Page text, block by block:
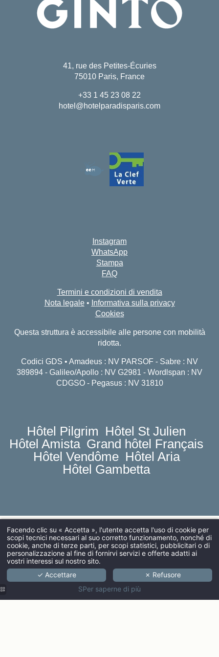
Instagram
WhatsApp
Stampa
FAQ
Termini e condizioni di vendita
Nota legale• Informativa sulla privacy
Cookies
Questa struttura è accessibile alle persone con mobilità
ridotta.
Codici GDS • Amadeus : NV PARSOF - Sabre : NV
389894 - Galileo/Apollo : NV G2981 - Wordlspan : NV
CDGSO - Pegasus : NV 31810
41, rue des Petites-Écuries
75010 Paris, France
+33 1 45 23 08 22
hotel@hotelparadisparis.com
Hôtel Pilgrim
Hôtel St Julien
Hôtel Amista Grand hôtel Français
Hôtel Vendôme Hôtel Aria
Hôtel Gambetta
ARRIVO
ADULTI
Facendo clic su « Accetta », l'utente accetta l'uso di cookie per
scopi tecnici necessari al suo corretto funzionamento, nonché di
cookie, anche di terze parti, per scopi statistici, pubblicitari o di
personalizzazione al fine di fornirvi servizi e offerte adatti ai
vostri interessi sul nostro sito.
✓ Accettare
✗ Refusore
SPer saperne di più